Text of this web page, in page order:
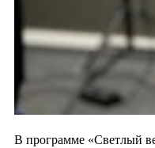
В программе «Светлый